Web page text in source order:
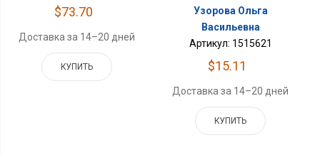
$73.70
Доставка за 14–20 дней
КУПИТЬ
Узорова Ольга
Васильевна
Артикул: 1515621
$15.11
Доставка за 14–20 дней
КУПИТЬ